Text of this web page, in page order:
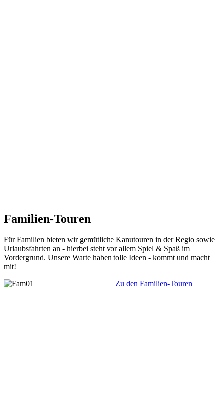
Familien-Touren
Für Familien bieten wir gemütliche Kanutouren in der Regio sowie
Urlaubsfahrten an - hierbei steht vor allem Spiel & Spaß im
Vordergrund. Unsere Warte haben tolle Ideen - kommt und macht
mit!
Zu den Familien-Touren